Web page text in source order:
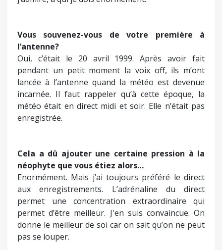
immédiatement à la station et, un peu exaspéré, il
j’admire, à qui je dois énormément.
Vous souvenez-vous de votre première à
l’antenne?
Oui, c’était le 20 avril 1999. Après avoir fait
pendant un petit moment la voix off, ils m’ont
lancée à l’antenne quand la météo est devenue
incarnée. Il faut rappeler qu’à cette époque, la
enregistrée.
Cela a dû ajouter une certaine pression à la
néophyte que vous étiez alors…
Enormément. Mais j’ai toujours préféré le direct
aux enregistrements. L’adrénaline du direct
permet une concentration extraordinaire qui
permet d’être meilleur. J'en suis convaincue. On